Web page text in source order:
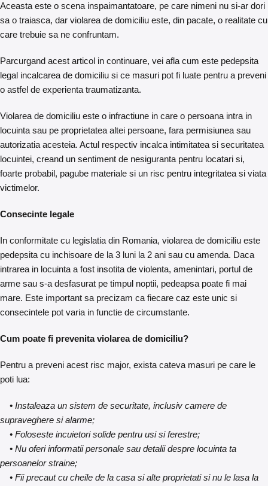
Aceasta este o scena inspaimantatoare, pe care nimeni nu si-ar dori
sa o traiasca, dar violarea de domiciliu este, din pacate, o realitate cu
care trebuie sa ne confruntam.
Parcurgand acest articol in continuare, vei afla cum este pedepsita
legal incalcarea de domiciliu si ce masuri pot fi luate pentru a preveni
o astfel de experienta traumatizanta.
Violarea de domiciliu este o infractiune in care o persoana intra in
locuinta sau pe proprietatea altei persoane, fara permisiunea sau
autorizatia acesteia. Actul respectiv incalca intimitatea si securitatea
locuintei, creand un sentiment de nesiguranta pentru locatari si,
foarte probabil, pagube materiale si un risc pentru integritatea si viata
victimelor.
Consecinte legale
In conformitate cu legislatia din Romania, violarea de domiciliu este
pedepsita cu inchisoare de la 3 luni la 2 ani sau cu amenda. Daca
intrarea in locuinta a fost insotita de violenta, amenintari, portul de
arme sau s-a desfasurat pe timpul noptii, pedeapsa poate fi mai
mare. Este important sa precizam ca fiecare caz este unic si
consecintele pot varia in functie de circumstante.
Cum poate fi prevenita violarea de domiciliu?
Pentru a preveni acest risc major, exista cateva masuri pe care le
poti lua:
• Instaleaza un sistem de securitate, inclusiv camere de
supraveghere sialarme;
• Foloseste incuietori solide pentru usi si ferestre;
• Nu oferi informatii personale sau detalii despre locuinta ta
persoanelor straine;
• Fii precaut cu cheile de la casa si alte proprietati si nu le lasa la